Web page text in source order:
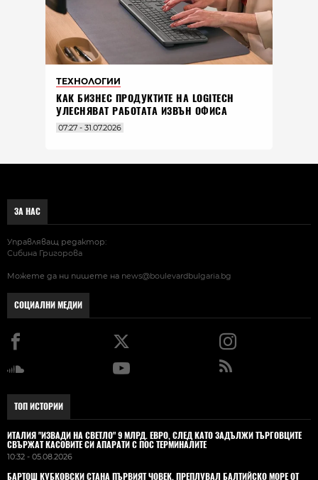
ТЕХНОЛОГИИ
КАК БИЗНЕС ПРОДУКТИТЕ НА LOGITECH
УЛЕСНЯВАТ РАБОТАТА ИЗВЪН ОФИСА
07:27 - 31.07.2026
ЗА НАС
Управляващ редактор:
Сибина Григорова
Можете да ни пишете на news@boulevardbulgaria.bg
СОЦИАЛНИ МЕДИИ
ТОП ИСТОРИИ
ИТАЛИЯ "ИЗВАДИ НА СВЕТЛО" 9 МЛРД. ЕВРО, СЛЕД КАТО ЗАДЪЛЖИ ТЪРГОВЦИТЕ
СВЪРЖАТ КАСОВИТЕ СИ АПАРАТИ С ПОС ТЕРМИНАЛИТЕ
10:32 - 05.08.2026
БАРТОШ КУБКОВСКИ СТАНА ПЪРВИЯТ ЧОВЕК, ПРЕПЛУВАЛ БАЛТИЙСКО МОРЕ ОТ